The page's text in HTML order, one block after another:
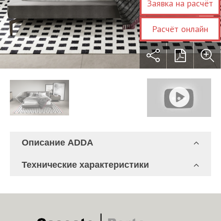
Заявка на расчёт
Расчёт онлайн
Описание ADDA
Технические характеристики